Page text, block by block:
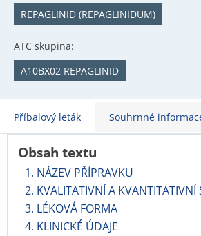
REPAGLINID (REPAGLINIDUM)
ATC skupina:
A10BX02 REPAGLINID
Příbalový leták Souhrnné
Obsah textu
1. NÁZEV PŘÍPRAVKU
2. KVALITATIVNÍ A KVANTITATIVNÍ
3. LÉKOVÁ FORMA
4. KLINICKÉ ÚDAJE